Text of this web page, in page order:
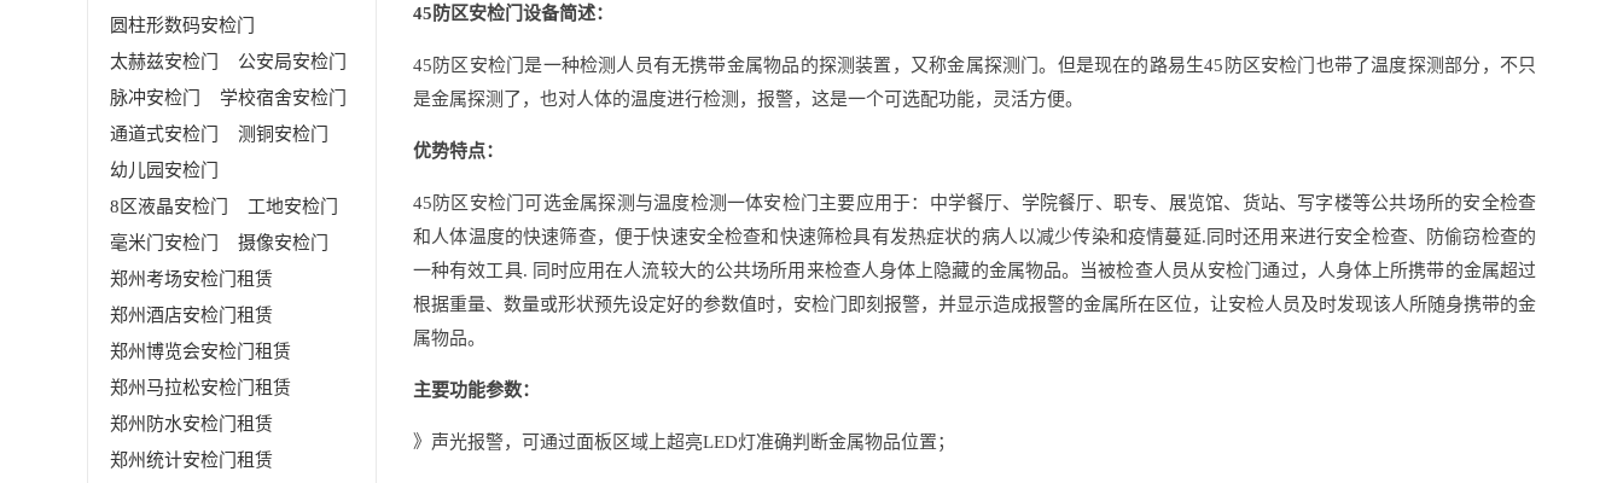
圆柱形数码安检门
太赫兹安检门
公安局安检门
脉冲安检门
学校宿舍安检门
通道式安检门
测铜安检门
幼儿园安检门
8区液晶安检门
工地安检门
毫米门安检门
摄像安检门
郑州考场安检门租赁
郑州酒店安检门租赁
郑州博览会安检门租赁
郑州马拉松安检门租赁
郑州防水安检门租赁
郑州统计安检门租赁
45防区安检门设备简述：
45防区安检门是一种检测人员有无携带金属物品的探测装置，又称金属探测门。但是现在的路易生45防区安检门也带了温度探测部分，不只
是金属探测了，也对人体的温度进行检测，报警，这是一个可选配功能，灵活方便。
优势特点：
45防区安检门可选金属探测与温度检测一体安检门主要应用于：中学餐厅、学院餐厅、职专、展览馆、货站、写字楼等公共场所的安全检查
和人体温度的快速筛查，便于快速安全检查和快速筛检具有发热症状的病人以减少传染和疫情蔓延.同时还用来进行安全检查、防偷窃检查的
一种有效工具. 同时应用在人流较大的公共场所用来检查人身体上隐藏的金属物品。当被检查人员从安检门通过，人身体上所携带的金属超过
根据重量、数量或形状预先设定好的参数值时，安检门即刻报警，并显示造成报警的金属所在区位，让安检人员及时发现该人所随身携带的金
属物品。
主要功能参数：
》声光报警，可通过面板区域上超亮LED灯准确判断金属物品位置；